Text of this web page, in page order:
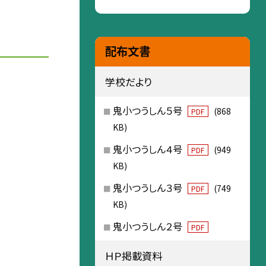
配布文書
学校だより
鬼小つうしん５号 PDF
(868
KB)
鬼小つうしん４号 PDF
(949
KB)
鬼小つうしん３号 PDF
(749
KB)
鬼小つうしん２号 PDF
ＨＰ掲載資料